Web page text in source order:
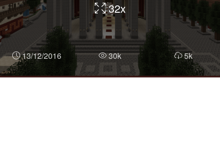
32x
13/12/2016 30k 5k